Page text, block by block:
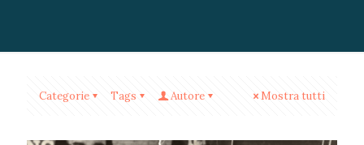
Categorie Tags Autore Mostra tutti